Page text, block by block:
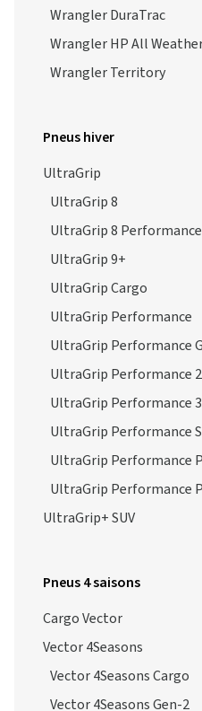
Wrangler DuraTrac
Wrangler HP All
Wrangler Territory
Pneus hiver
UltraGrip
UltraGrip 8
UltraGrip 8 Performance
UltraGrip 9+
UltraGrip Cargo
UltraGrip Performance
UltraGrip Performance
UltraGrip Performance 2
UltraGrip Performance 3
UltraGrip Performance
UltraGrip Performance
UltraGrip Performance
UltraGrip+ SUV
Pneus 4 saisons
Cargo Vector
Vector 4Seasons
Vector 4Seasons Cargo
Vector 4Seasons Gen-2